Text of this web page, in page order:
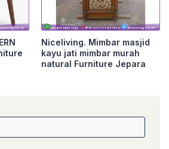
Niceliving. Mimbar masjid
kayu jati mimbar murah
natural Furniture Jepara